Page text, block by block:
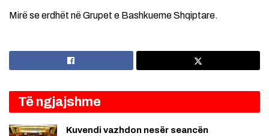
Mirë se erdhët në Grupet e Bashkueme Shqiptare.
Të ngjajshme
Kuvendi vazhdon nesër seancën